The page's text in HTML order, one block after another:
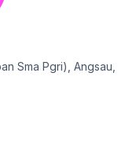
Sma Pgri), Angsau